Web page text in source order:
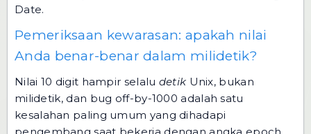
Date.
Pemeriksaan kewarasan: apakah nilai
Anda benar-benar dalam milidetik?
Nilai 10 digit hampir selalu detik Unix, bukan
milidetik, dan bug off-by-1000 adalah satu
kesalahan paling umum yang dihadapi